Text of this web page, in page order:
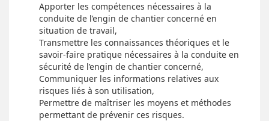
Apporter les compétences nécessaires à la
conduite de l’engin de chantier concerné en
situation de travail,
Transmettre les connaissances théoriques et le
savoir-faire pratique nécessaires à la conduite en
sécurité de l’engin de chantier concerné,
Communiquer les informations relatives aux
risques liés à son utilisation,
Permettre de maîtriser les moyens et méthodes
permettant de prévenir ces risques.